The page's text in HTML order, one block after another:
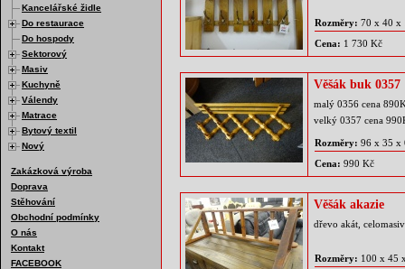
Kancelářské židle
Do restaurace
Do hospody
Sektorový
Masiv
Kuchyně
Válendy
Matrace
Bytový textil
Nový
Zakázková výroba
Doprava
Stěhování
Obchodní podmínky
O nás
Kontakt
FACEBOOK
Rozměry: 70 x 40 x
Cena: 1 730 Kč
Věšák buk 0357
malý 0356 cena
velký 0357 cena
Rozměry: 96 x 35 x
Cena: 990 Kč
Věšák akazie
dřevo akát,
Rozměry: 100 x 45